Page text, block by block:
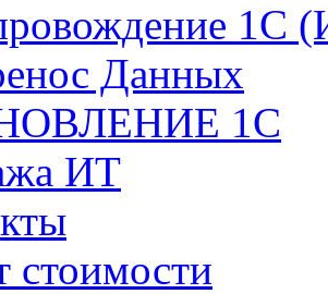
1С
Данных
1С
ИТ
стоимости